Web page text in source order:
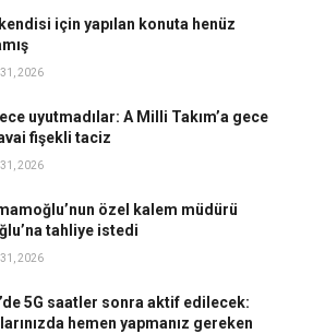
için yapılan konuta henüz
2026
uyutmadılar: A Milli Takım’a gece
fişekli taciz
2026
özel kalem müdürü
tahliye istedi
2026
5G saatler sonra aktif edilecek:
hemen yapmanız gereken